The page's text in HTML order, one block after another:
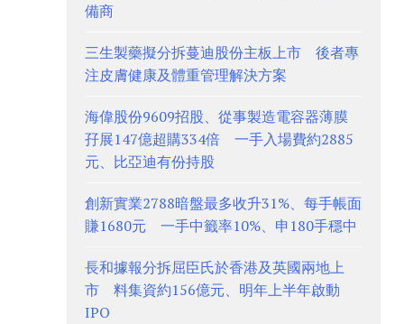
備商
三生製藥擬分拆蔓迪股份主板上市 後者專
注皮膚健康及體重管理解決方案
海偉股份9609招股、從事製造電容器薄膜
孖展147億超購334倍 一手入場費約2885
元、比亞迪有份持股
創新實業2788暗盤最多收升31%、每手帳面
賺1680元 一手中籤率10%、申180手穩中
長和據報分拆屈臣氏於香港及英國兩地上
市 料集資約156億元、明年上半年啟動
IPO